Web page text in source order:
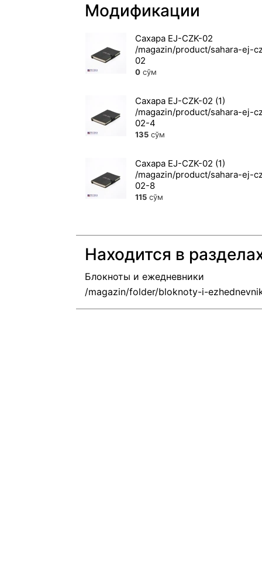
Модификации
Сахара EJ-CZK-02
0 сўм
Сахара EJ-CZK-02 (1)
135 сўм
Сахара EJ-CZK-02 (1)
115 сўм
Находится в
Блокноты и ежедневники